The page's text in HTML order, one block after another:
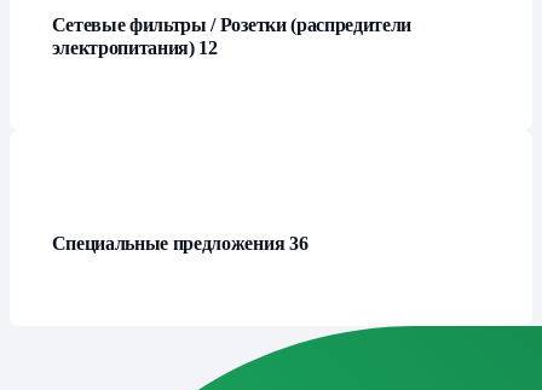
Сетевые фильтры / Розетки (распредители
электропитания) 12
Специальные предложения36